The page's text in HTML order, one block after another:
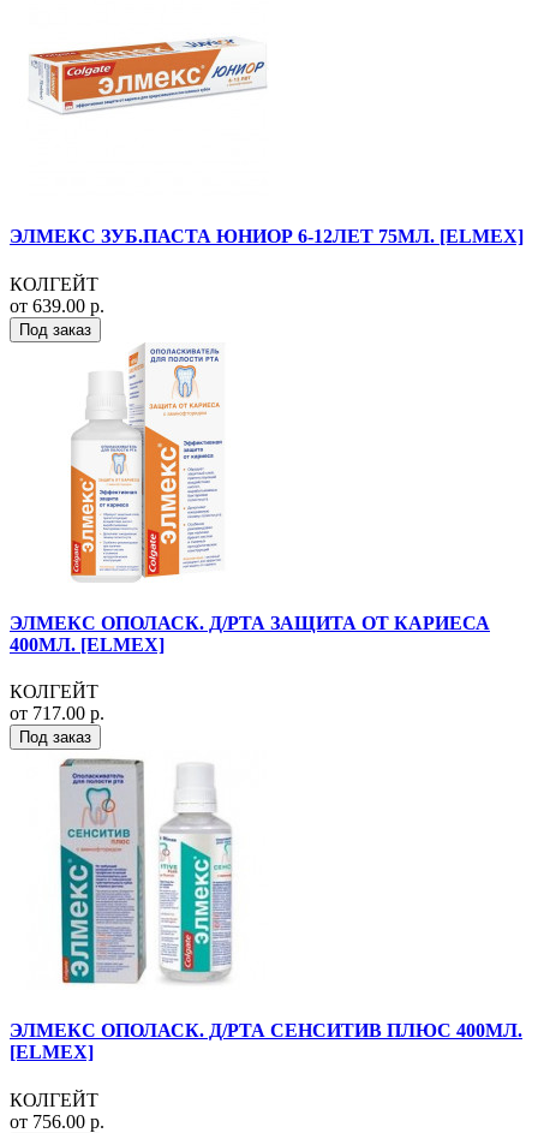
ЭЛМЕКС ЗУБ.ПАСТА ЮНИОР 6-12ЛЕТ 75МЛ. [ELMEX]
КОЛГЕЙТ
от 639.00 р.
Под заказ
ЭЛМЕКС ОПОЛАСК. Д/РТА ЗАЩИТА ОТ КАРИЕСА
400МЛ. [ELMEX]
КОЛГЕЙТ
от 717.00 р.
Под заказ
ЭЛМЕКС ОПОЛАСК. Д/РТА СЕНСИТИВ ПЛЮС 400МЛ.
[ELMEX]
КОЛГЕЙТ
от 756.00 р.